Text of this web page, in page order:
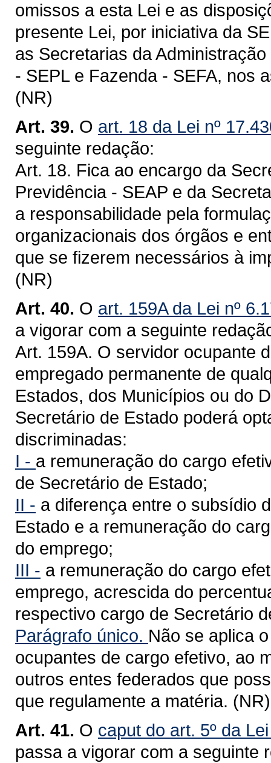
omissos a esta Lei e as
presente Lei, por iniciativa da
as Secretarias da
- SEPL e Fazenda - SEFA, nos
(NR)
Art. 39. O art. 18 da Lei nº
seguinte redação:
Art. 18. Fica ao encargo da
Previdência - SEAP e da
a responsabilidade pela
organizacionais dos órgãos e
que se fizerem necessários à
(NR)
Art. 40. O art. 159A da Lei nº
a vigorar com a seguinte
Art. 159A. O servidor ocupante
empregado permanente de
Estados, dos Municípios ou do
Secretário de Estado poderá
discriminadas:
I - a remuneração do cargo
de Secretário de Estado;
II - a diferença entre o subsídio
Estado e a remuneração do
do emprego;
III - a remuneração do cargo
emprego, acrescida do
respectivo cargo de Secretário
Parágrafo único. Não se aplica
ocupantes de cargo efetivo, ao
outros entes federados que
que regulamente a matéria. (NR)
Art. 41. O caput do art. 5º da
passa a vigorar com a seguinte